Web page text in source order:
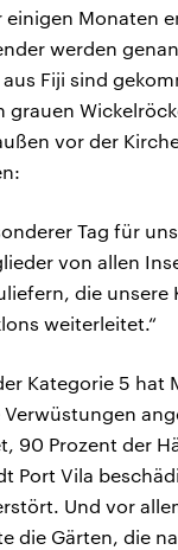
einigen Monaten
werden
Fiji sind
grauen
vor der
Tag für
von allen
die unsere
weiterleitet.“
Kategorie 5 hat
Verwüstungen
90 Prozent der
Port Vila
Und vor
die Gärten, die